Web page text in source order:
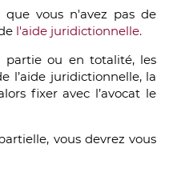
vous n'avez pas de
l'aide juridictionnelle.
partie ou en totalité, les
l’aide juridictionnelle, la
fixer avec l’avocat le
vous devrez vous